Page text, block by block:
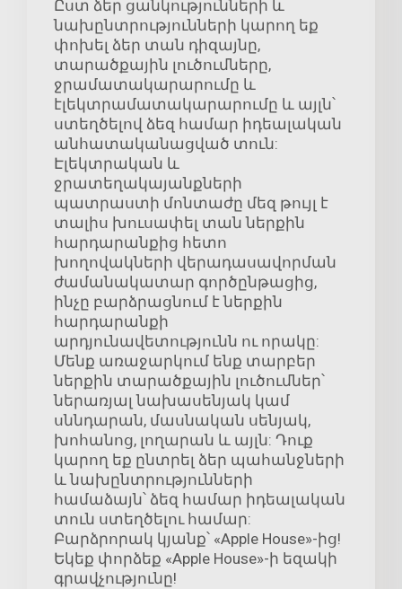
Ըստ ձեր ցանկությունների և
նախընտրությունների կարող եք
փոխել ձեր տան դիզայնը,
տարածքային լուծումները,
ջրամատակարարումը և
էլեկտրամատակարարումը և այլն՝
ստեղծելով ձեզ համար իդեալական
անհատականացված տուն:
Էլեկտրական և
ջրատեղակայանքների
պատրաստի մոնտաժը մեզ թույլ է
տալիս խուսափել տան ներքին
հարդարանքից հետո
խողովակների վերադասավորման
ժամանակատար գործընթացից,
ինչը բարձրացնում է ներքին
հարդարանքի
արդյունավետությունն ու որակը:
Մենք առաջարկում ենք տարբեր
ներքին տարածքային լուծումներ՝
ներառյալ նախասենյակ կամ
սննդարան, մասնական սենյակ,
խոհանոց, լողարան և այլն: Դուք
կարող եք ընտրել ձեր պահանջների
և նախընտրությունների
համաձայն՝ ձեզ համար իդեալական
տուն ստեղծելու համար:
Բարձրորակ կյանք՝ «Apple House»-ից!
Եկեք փորձեք «Apple House»-ի եզակի
գրավչությունը!